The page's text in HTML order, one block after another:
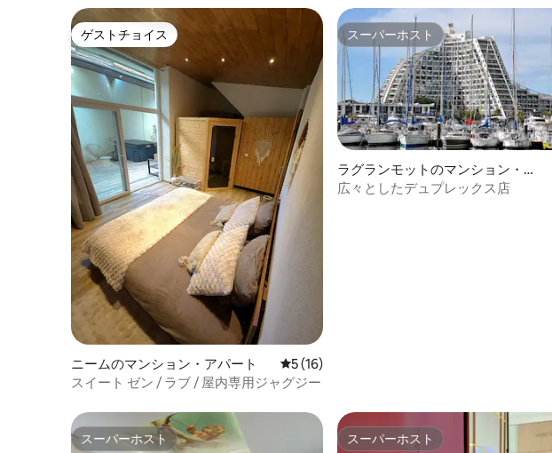
ゲストチョイス
ゲストチョイス
ニームのマンション・アパート レビュー16件、5つ星中5つ星の平均評価
5 (16)
スイート ゼン / ラブ / 屋内専用ジャグジー
スーパーホスト
スーパーホスト
ラグランモットのマンション・ア
パート
広々としたデュプレックス店
スーパーホスト
スーパーホスト スーパーホスト
スーパーホスト